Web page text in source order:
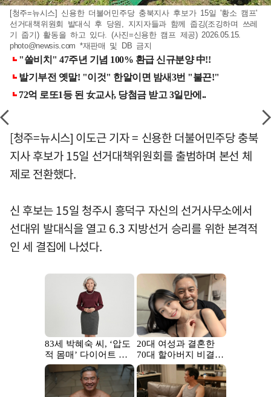
[청주=뉴시스] 신용한 더불어민주당 충북지사 후보가 15일 '황소 캠프'
선거대책위원회 발대식 후 당원, 지지자들과 함께 줍깅(조깅하며 쓰레
기 줍기) 활동을 하고 있다. (사진=신용한 캠프 제공) 2026.05.15.
photo@newsis.com *재판매 및 DB 금지
[청주=뉴시스] 이도근 기자 = 신용한 더불어민주당 충북
지사 후보가 15일 선거대책위원회를 출범하며 본선 체
제로 전환했다.
신 후보는 15일 청주시 흥덕구 자신의 선거사무소에서
선대위 발대식을 열고 6.3 지방선거 승리를 위한 본격적
인 세 결집에 나섰다.